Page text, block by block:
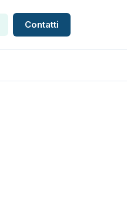
Contatti